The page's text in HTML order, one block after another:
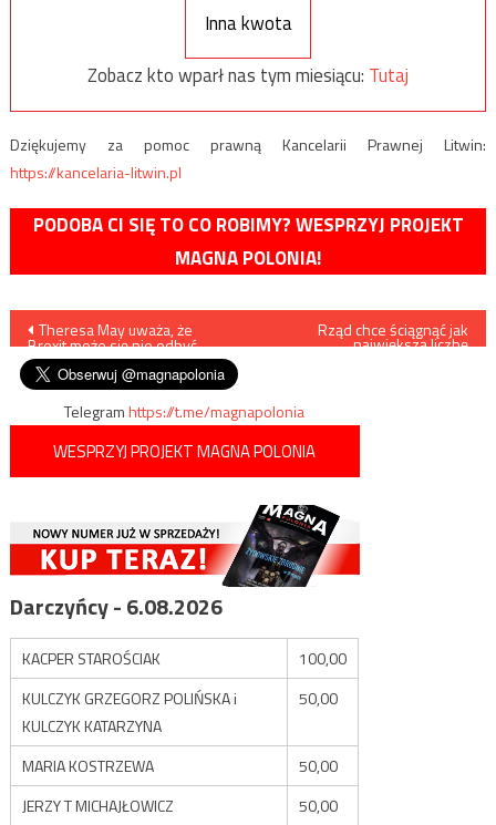
Inna kwota
Zobacz kto wparł nas tym miesiącu: Tutaj
Dziękujemy za pomoc prawną Kancelarii Prawnej Litwin:
https://kancelaria-litwin.pl
PODOBA CI SIĘ TO CO ROBIMY? WESPRZYJ PROJEKT
MAGNA POLONIA!
Nawigacja
wpisu
Theresa May uważa, że
Brexit może się nie odbyć
Rząd chce ściągnąć jak
największą liczbę
Telegramhttps://t.me/magnapolonia
WESPRZYJ PROJEKT MAGNA POLONIA
Darczyńcy - 6.08.2026
KACPER STAROŚCIAK
100,00
KULCZYK GRZEGORZ POLIŃSKA i
KULCZYK KATARZYNA
50,00
MARIA KOSTRZEWA
50,00
JERZY T MICHAJŁOWICZ
50,00